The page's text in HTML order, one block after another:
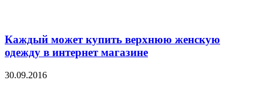
Каждый может купить верхнюю женскую
одежду в интернет магазине
30.09.2016